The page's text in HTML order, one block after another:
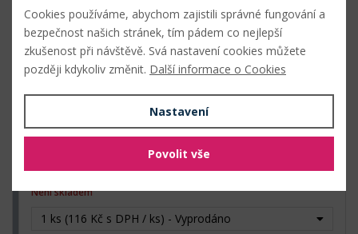
1 ks (116 Kč s DPH / ks) - Vyprodáno
Hlídat 0 Kč s DPH
0Kč bez DPH
4 (7305) šedá světlá
1 ks (116 Kč s DPH / ks) - Vyprodáno
bal. (1 ks)
1,16 Kč / g
Není skladem
Cookies používáme, abychom zajistili správné fungování a
bezpečnost našich stránek, tím pádem co nejlepší
zkušenost při návštěvě. Svá nastavení cookies můžete
později kdykoliv změnit. Další informace o Cookies
Nastavení
Povolit vše